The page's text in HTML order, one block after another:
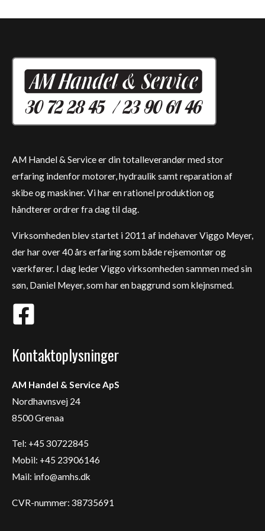
AM Handel & Service er din totalleverandør med stor
erfaring indenfor motorer, hydraulik samt reparation af
skibe og maskiner. Vi har en rationel produktion og
håndterer ordrer fra dag til dag.
Virksomheden blev startet i 2011 af indehaver Viggo Meyer,
der har over 40 års erfaring som både rejsemontør og
værkfører. I dag leder Viggo virksomheden sammen med sin
søn, Daniel Meyer, som har en baggrund som klejnsmed.
Kontaktoplysninger
AM Handel & Service ApS
Nordhavnsvej 24
8500 Grenaa
Tel: +45 30722845
Mobil: +45 23906146
Mail: info@amhs.dk
CVR-nummer: 38735691